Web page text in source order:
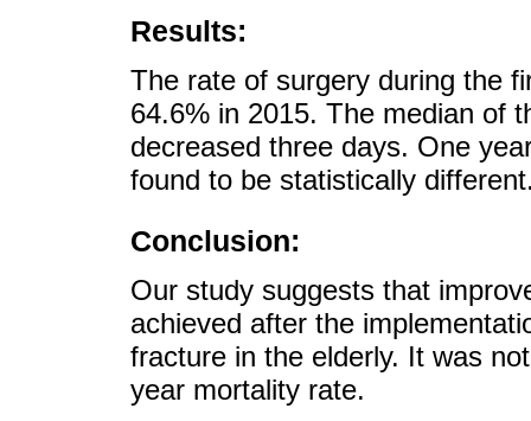
Results:
The rate of surgery during the
64.6% in 2015. The median of
decreased three days. One
found to be statistically
Conclusion:
Our study suggests that
achieved after the
fracture in the elderly. It was
year mortality rate.